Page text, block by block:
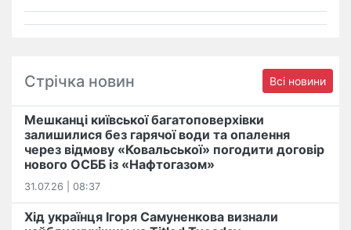
Стрічка новин Всі новини
Мешканці київської багатоповерхівки
залишилися без гарячої води та опалення
через відмову «Ковальської» погодити договір
нового ОСББ із «Нафтогазом»
31.07.26 | 08:37
Хід українця Ігоря Самуненкова визнали